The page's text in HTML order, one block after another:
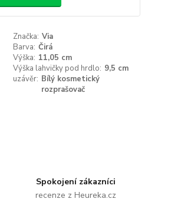
Značka: Via
Barva: Čirá
Výška: 11,05 cm
Výška lahvičky pod hrdlo: 9,5 cm
uzávěr: Bílý kosmetický
rozprašovač
Spokojení zákazníci
recenze z Heureka.cz